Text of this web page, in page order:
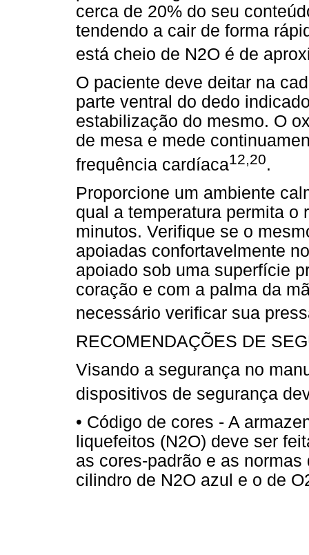
cerca de 20% do seu
tendendo a cair de forma
está cheio de N2O é de
O paciente deve deitar na
parte ventral do dedo
estabilização do mesmo. O
de mesa e mede
frequência cardíaca12,20.
Proporcione um ambiente
qual a temperatura permita o
minutos. Verifique se o
apoiadas confortavelmente
apoiado sob uma superfície
coração e com a palma da
necessário verificar sua
RECOMENDAÇÕES DE
Visando a segurança no
dispositivos de segurança
• Código de cores - A
liquefeitos (N2O) deve ser
as cores-padrão e as
cilindro de N2O azul e o de